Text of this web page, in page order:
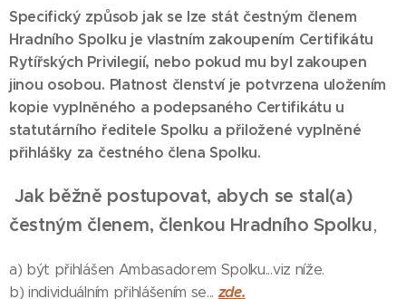
Specifický způsob jak se lze stát čestným členem
Hradního Spolku je vlastním zakoupením Certifikátu
Rytířských Privilegií, nebo pokud mu byl zakoupen
jinou osobou. Platnost členství je potvrzena uložením
kopie vyplněného a podepsaného Certifikátu u
statutárního ředitele Spolku a přiložené vyplněné
přihlášky za čestného člena Spolku.
Jak běžně postupovat, abych se stal(a)
čestným členem, členkou Hradního Spolku,
a) být přihlášen Ambasadorem Spolku...viz níže.
b) individuálním přihlášením se... zde.